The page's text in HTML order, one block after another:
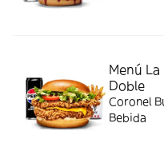
Menú
Doble
Coronel
Bebida